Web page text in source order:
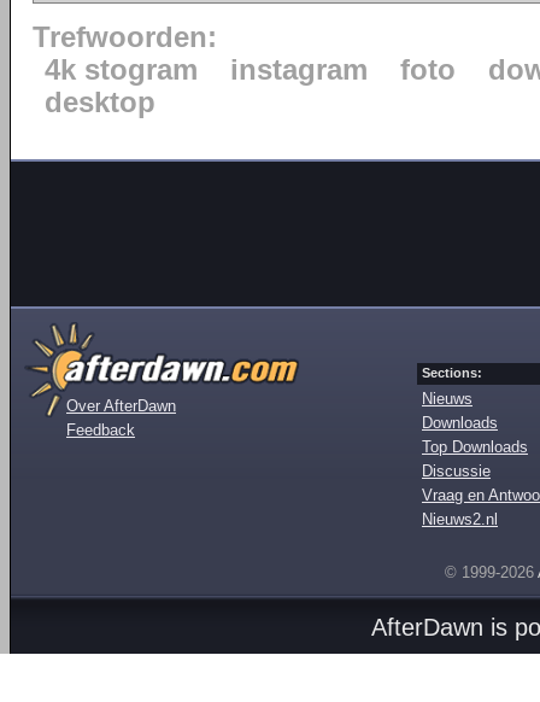
Trefwoorden:
4k stogram
instagram foto
desktop
Over AfterDawn
Feedback
Sections:
Nieuws
Downloads
Top Downloads
Discussie
Vraag en
Nieuws2.nl
© 1999-2026
AfterDawn is